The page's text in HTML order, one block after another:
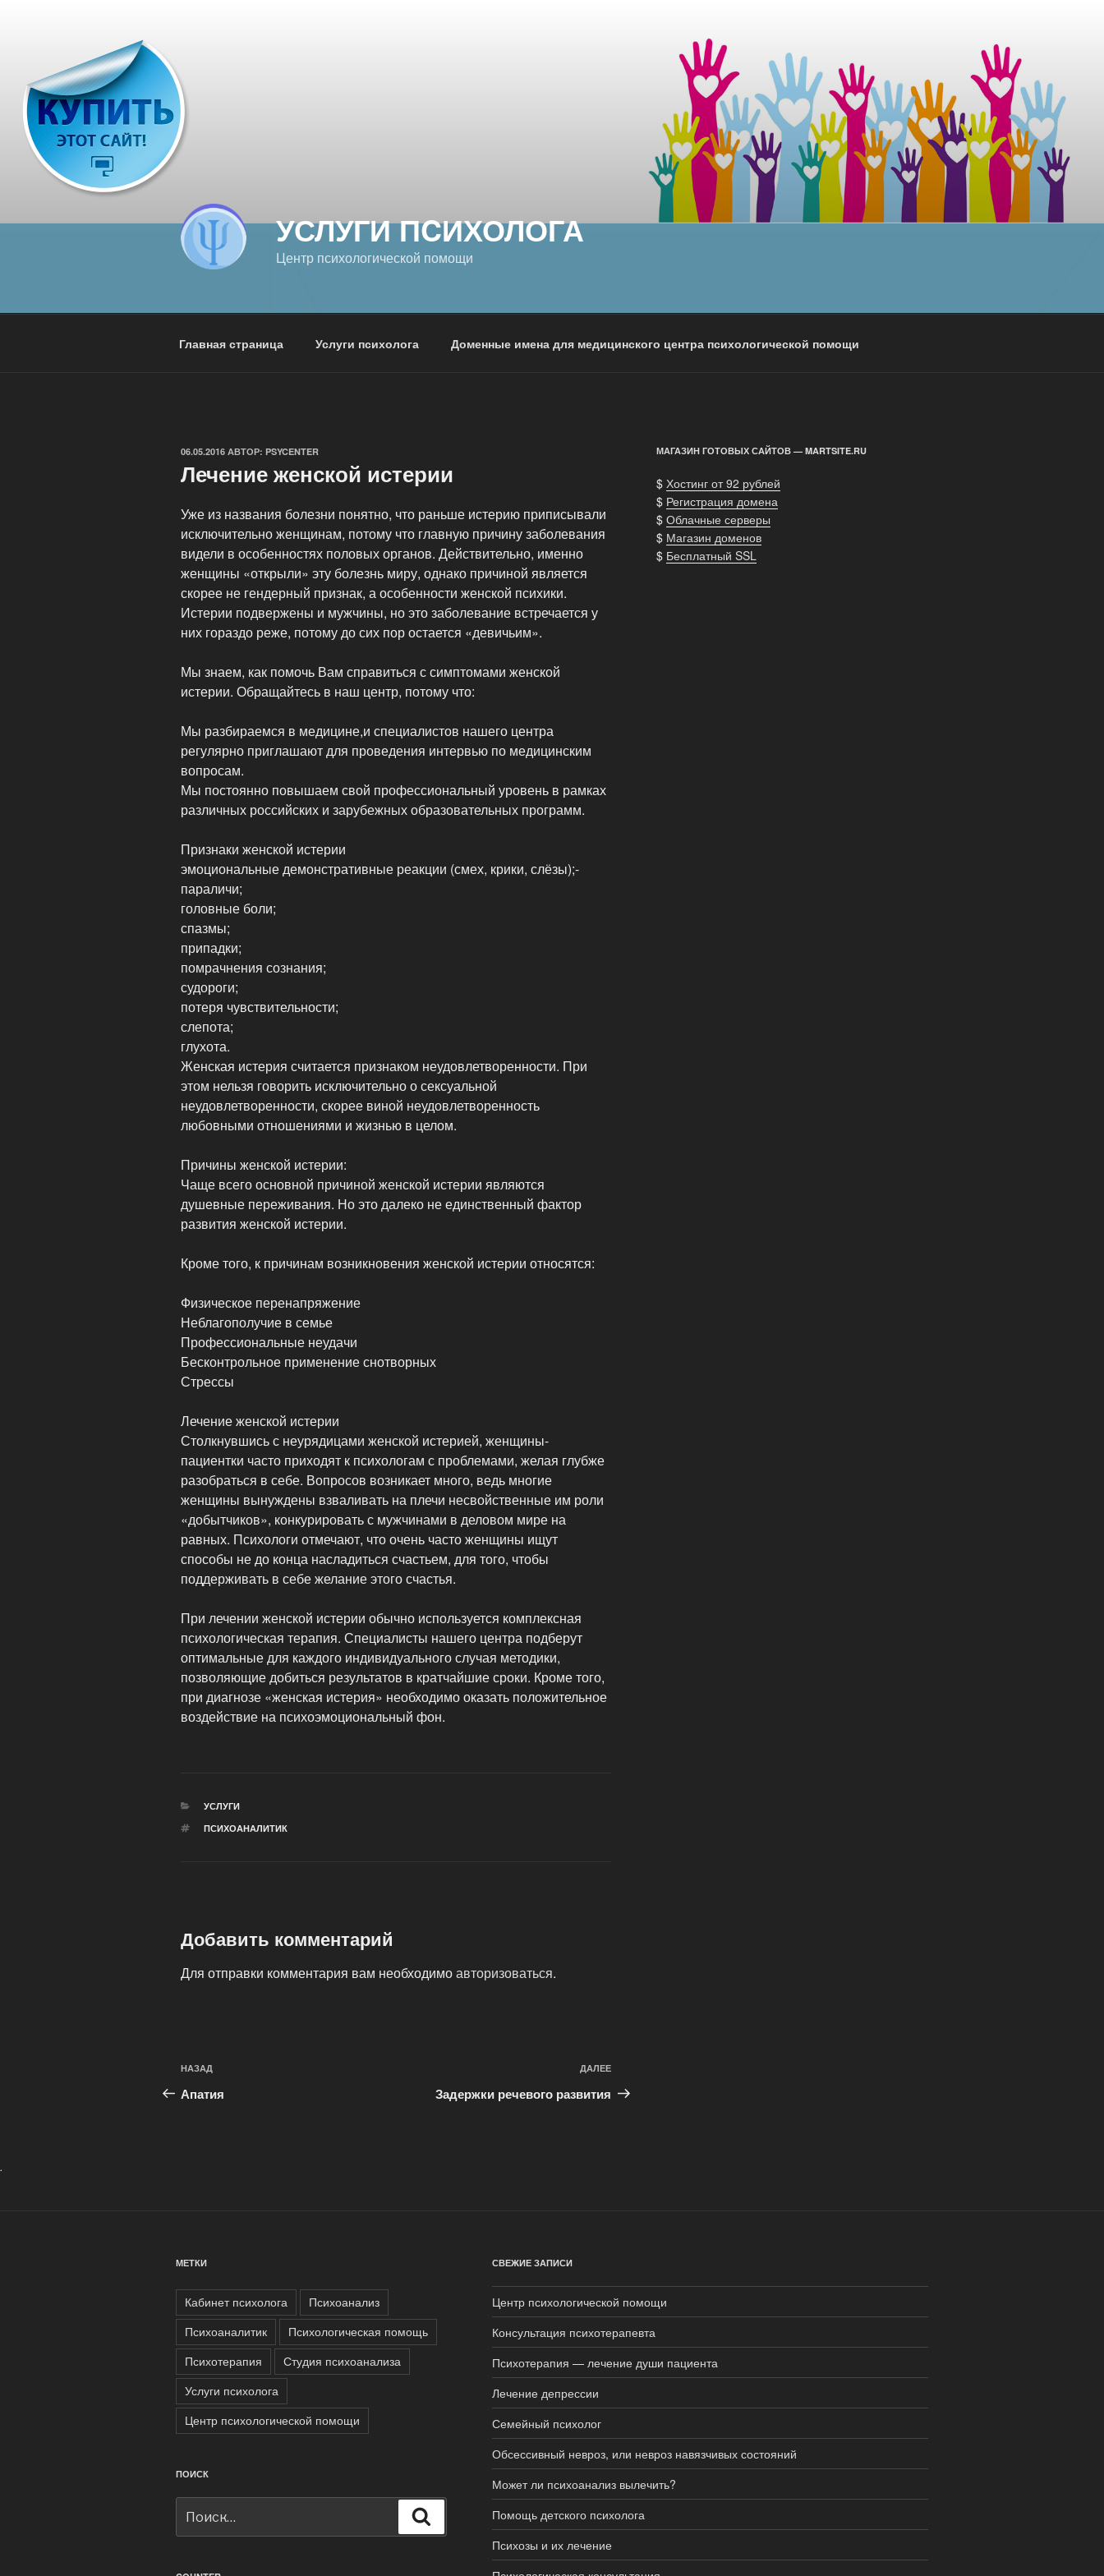
УСЛУГИ ПCИХОЛОГА
Центр психологической помощи
Главная страница Услуги психолога Доменные имена для медицинского центра психологической помощи
ОПУБЛИКОВАНО
06.05.2016 АВТОР: PSYCENTER
Лечение женской истерии
Уже из названия болезни понятно, что раньше истерию приписывали
исключительно женщинам, потому что главную причину заболевания
видели в особенностях половых органов. Действительно, именно
женщины «открыли» эту болезнь миру, однако причиной является
скорее не гендерный признак, а особенности женской психики.
Истерии подвержены и мужчины, но это заболевание встречается у
них гораздо реже, потому до сих пор остается «девичьим».
Мы знаем, как помочь Вам справиться с симптомами женской
истерии. Обращайтесь в наш центр, потому что:
Мы разбираемся в медицине,и специалистов нашего центра
регулярно приглашают для проведения интервью по медицинским
вопросам.
Мы постоянно повышаем свой профессиональный уровень в рамках
различных российских и зарубежных образовательных программ.
Признаки женской истерии
эмоциональные демонстративные реакции (смех, крики, слёзы);-
параличи;
головные боли;
спазмы;
припадки;
помрачнения сознания;
судороги;
потеря чувствительности;
слепота;
глухота.
Женская истерия считается признаком неудовлетворенности. При
этом нельзя говорить исключительно о сексуальной
неудовлетворенности, скорее виной неудовлетворенность
любовными отношениями и жизнью в целом.
Причины женской истерии:
Чаще всего основной причиной женской истерии являются
душевные переживания. Но это далеко не единственный фактор
развития женской истерии.
Кроме того, к причинам возникновения женской истерии относятся:
Физическое перенапряжение
Неблагополучие в семье
Профессиональные неудачи
Бесконтрольное применение снотворных
Стрессы
Лечение женской истерии
Столкнувшись с неурядицами женской истерией, женщины-
пациентки часто приходят к психологам с проблемами, желая глубже
разобраться в себе. Вопросов возникает много, ведь многие
женщины вынуждены взваливать на плечи несвойственные им роли
«добытчиков», конкурировать с мужчинами в деловом мире на
равных. Психологи отмечают, что очень часто женщины ищут
способы не до конца насладиться счастьем, для того, чтобы
поддерживать в себе желание этого счастья.
При лечении женской истерии обычно используется комплексная
психологическая терапия. Специалисты нашего центра подберут
оптимальные для каждого индивидуального случая методики,
позволяющие добиться результатов в кратчайшие сроки. Кроме того,
при диагнозе «женская истерия» необходимо оказать положительное
воздействие на психоэмоциональный фон.
РУБРИКИ
УСЛУГИ
МЕТКИ
ПСИХОАНАЛИТИК
Добавить комментарий
Для отправки комментария вам необходимоавторизоваться.
Навигация
по
Предыдущая
запись:
НАЗАД
Апатия
запись
ДАЛЕЕ
Задержки речевого развития
МАГАЗИН ГОТОВЫХ САЙТОВ — MARTSITE.RU
$ Хостинг от 92 рублей
$ Регистрация домена
$ Облачные серверы
$ Магазин доменов
$ Бесплатный SSL
.
МЕТКИ
Кабинет психолога
Психоанализ
Психоаналитик
Психологическая помощь
Психотерапия
Студия психоанализа
Услуги психолога
Центр психологической помощи
ПОИСК
СВЕЖИЕ ЗАПИСИ
Центр психологической помощи
Консультация психотерапевта
Психотерапия — лечение души пациента
Лечение депрессии
Семейный психолог
Обсессивный невроз, или невроз навязчивых состояний
Может ли психоанализ вылечить?
Помощь детского психолога
Психозы и их лечение